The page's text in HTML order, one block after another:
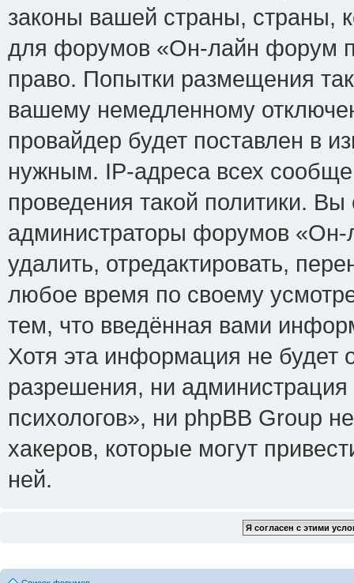
законы вашей страны, страны,
для форумов «Он-лайн форум
право. Попытки размещения
вашему немедленному
провайдер будет поставлен в
нужным. IP-адреса всех
проведения такой политики.
администраторы форумов
удалить, отредактировать,
любое время по своему
тем, что введённая вами
Хотя эта информация не будет
разрешения, ни
психологов», ни phpBB Group
хакеров, которые могут
ней.